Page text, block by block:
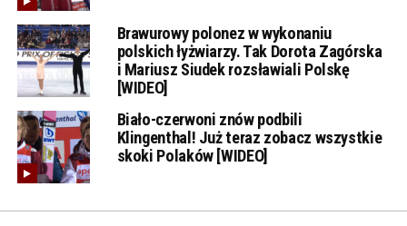
Brawurowy polonez w wykonaniu
polskich łyżwiarzy. Tak Dorota Zagórska
i Mariusz Siudek rozsławiali Polskę
[WIDEO]
Biało-czerwoni znów podbili
Klingenthal! Już teraz zobacz wszystkie
skoki Polaków [WIDEO]